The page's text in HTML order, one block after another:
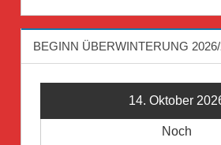
BEGINN ÜBERWINTERUNG
14. Oktober
Noch